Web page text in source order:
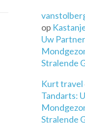
op
Uw
Stralende
Kurt travel
Tandarts:
Stralende